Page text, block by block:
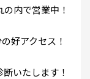
内で営業中！
好アクセス！
いたします！